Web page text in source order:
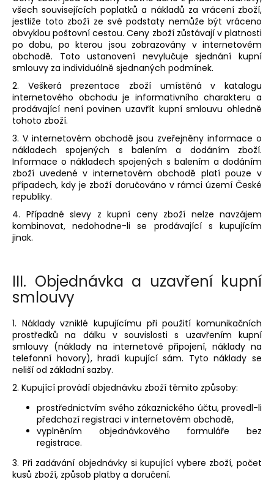
všech souvisejících poplatků a nákladů za vrácení zboží,
jestliže toto zboží ze své podstaty nemůže být vráceno
obvyklou poštovní cestou. Ceny zboží zůstávají v platnosti
po dobu, po kterou jsou zobrazovány v internetovém
obchodě. Toto ustanovení nevylučuje sjednání kupní
smlouvy za individuálně sjednaných podmínek.
2. Veškerá prezentace zboží umístěná v katalogu
internetového obchodu je informativního charakteru a
prodávající není povinen uzavřít kupní smlouvu ohledně
tohoto zboží.
3. V internetovém obchodě jsou zveřejněny informace o
nákladech spojených s balením a dodáním zboží.
Informace o nákladech spojených s balením a dodáním
zboží uvedené v internetovém obchodě platí pouze v
případech, kdy je zboží doručováno v rámci území České
republiky.
4. Případné slevy z kupní ceny zboží nelze navzájem
kombinovat, nedohodne-li se prodávající s kupujícím
jinak.
III. Objednávka a uzavření kupní
smlouvy
1. Náklady vzniklé kupujícímu při použití komunikačních
prostředků na dálku v souvislosti s uzavřením kupní
smlouvy (náklady na internetové připojení, náklady na
telefonní hovory), hradí kupující sám. Tyto náklady se
neliší od základní sazby.
2. Kupující provádí objednávku zboží těmito způsoby:
prostřednictvím svého zákaznického účtu, provedl-li
předchozí registraci v internetovém obchodě,
vyplněním objednávkového formuláře bez
registrace.
3. Při zadávání objednávky si kupující vybere zboží, počet
kusů zboží, způsob platby a doručení.
AREON
PERFUME
-
BLACK
CRYSTAL
35ML
91
Kč